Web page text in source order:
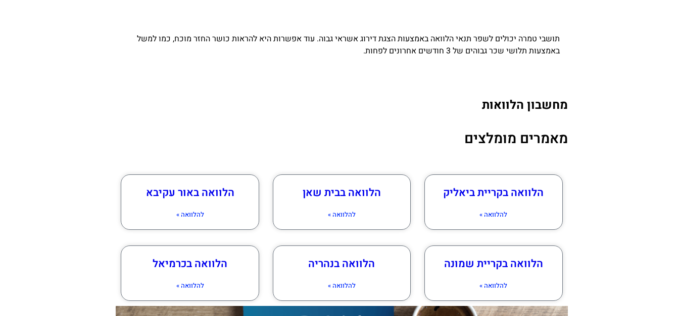
תושבי טמרה יכולים לשפר תנאי הלוואה באמצעות הצגת דירוג אשראי גבוה. עוד אפשרות היא להראות כושר החזר מוכח, כמו למשל
באמצעות תלושי שכר גבוהים של 3 חודשים אחרונים לפחות.
מחשבון הלוואות
מאמרים מומלצים
הלוואה בקריית ביאליק
להלוואה »
הלוואה בבית שאן
להלוואה »
הלוואה באור עקיבא
להלוואה »
הלוואה בקריית שמונה
להלוואה »
הלוואה בנהריה
להלוואה »
הלוואה בכרמיאל
להלוואה »